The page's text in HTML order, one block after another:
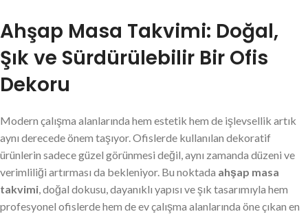
Ahşap Masa Takvimi: Doğal,
Şık ve Sürdürülebilir Bir Ofis
Dekoru
Modern çalışma alanlarında hem estetik hem de işlevsellik artık
aynı derecede önem taşıyor. Ofislerde kullanılan dekoratif
ürünlerin sadece güzel görünmesi değil, aynı zamanda düzeni ve
verimliliği artırması da bekleniyor. Bu noktada ahşap masa
takvimi, doğal dokusu, dayanıklı yapısı ve şık tasarımıyla hem
profesyonel ofislerde hem de ev çalışma alanlarında öne çıkan en